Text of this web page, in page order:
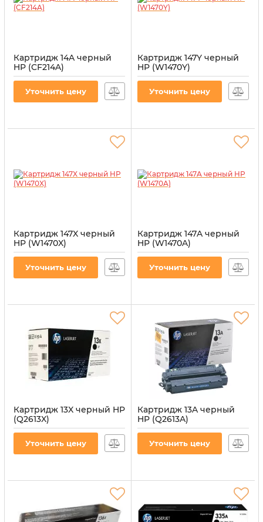
Картридж 14A черный
HP (CF214A)
Артикул:CT-HP-CF214A-B
Уточнить цену
Картридж 147Y черный
HP (W1470Y)
Артикул:CT-HP-W1470Y
Уточнить цену
Картридж 147X черный
HP (W1470X)
Артикул:CT-HP-W1470X
Уточнить цену
Картридж 147A черный
HP (W1470A)
Артикул:CT-HP-W1470A
Уточнить цену
Картридж 13X черный HP
(Q2613X)
Артикул:CT-HP-Q2613X
Уточнить цену
Картридж 13A черный
HP (Q2613A)
Артикул:CT-HP-Q2613A
Уточнить цену